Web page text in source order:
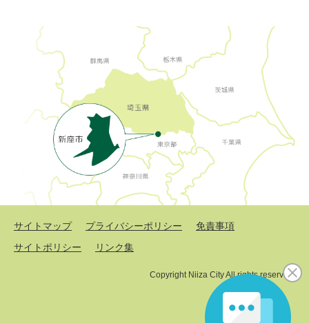
サイトマップ プライバシーポリシー
免責事項
サイトポリシー
リンク集
Copyright Niiza City All rights reserved.